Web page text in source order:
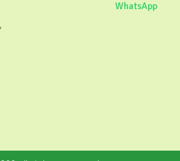
WhatsApp